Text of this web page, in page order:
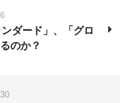
ダード」、「グロ
のか？